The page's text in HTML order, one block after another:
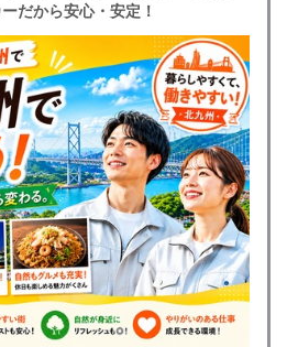
だから安心・安定！